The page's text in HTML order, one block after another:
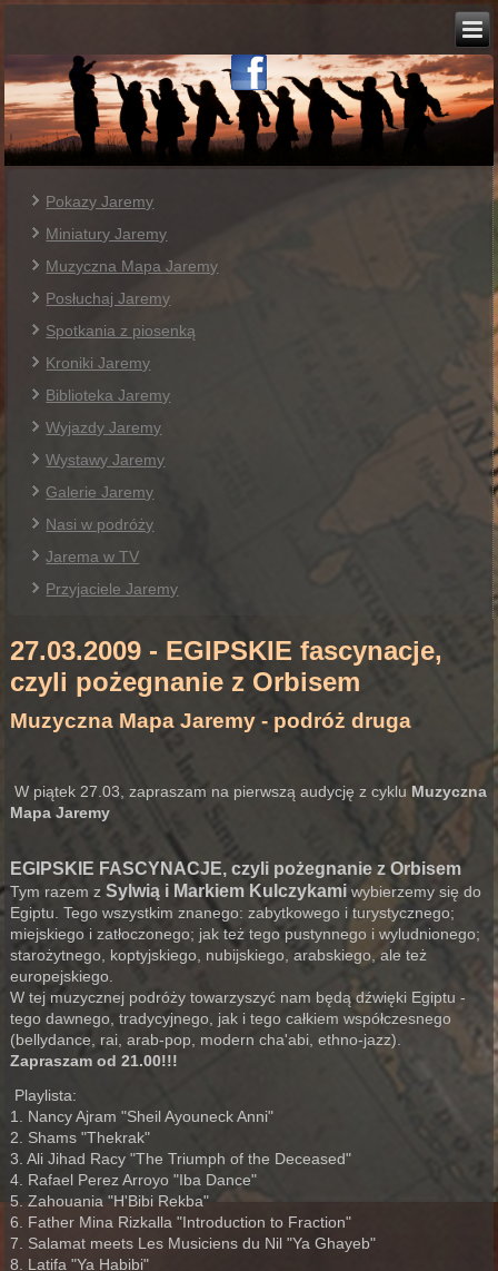
Pokazy Jaremy
Miniatury Jaremy
Muzyczna Mapa Jaremy
Posłuchaj Jaremy
Spotkania z piosenką
Kroniki Jaremy
Biblioteka Jaremy
Wyjazdy Jaremy
Wystawy Jaremy
Galerie Jaremy
Nasi w podróży
Jarema w TV
Przyjaciele Jaremy
27.03.2009 - EGIPSKIE fascynacje,
czyli pożegnanie z Orbisem
Muzyczna Mapa Jaremy - podróż druga
W piątek 27.03, zapraszam na pierwszą audycję z cyklu Muzyczna
Mapa Jaremy
EGIPSKIE FASCYNACJE, czyli pożegnanie z Orbisem
Tym razem zSylwią i Markiem Kulczykamiwybierzemy się do
Egiptu. Tego wszystkim znanego: zabytkowego i turystycznego;
miejskiego i zatłoczonego; jak też tego pustynnego i wyludnionego;
starożytnego, koptyjskiego, nubijskiego, arabskiego, ale też
europejskiego.
W tej muzycznej podróży towarzyszyć nam będą dźwięki Egiptu -
tego dawnego, tradycyjnego, jak i tego całkiem współczesnego
(bellydance, rai, arab-pop, modern cha'abi, ethno-jazz).
Zapraszam od 21.00!!!
Playlista:
1. Nancy Ajram "Sheil Ayouneck Anni"
2. Shams "Thekrak"
3. Ali Jihad Racy "The Triumph of the Deceased"
4. Rafael Perez Arroyo "Iba Dance"
5. Zahouania "H'Bibi Rekba"
6. Father Mina Rizkalla "Introduction to Fraction"
7. Salamat meets Les Musiciens du Nil "Ya Ghayeb"
8. Latifa "Ya Habibi"